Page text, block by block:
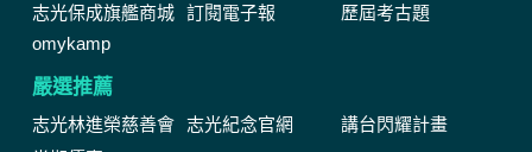
志光保成旗艦商城 訂閱電子報
歷屆考古題
omykamp
嚴選推薦
志光林進榮慈善會 志光紀念官網
講台閃耀計畫